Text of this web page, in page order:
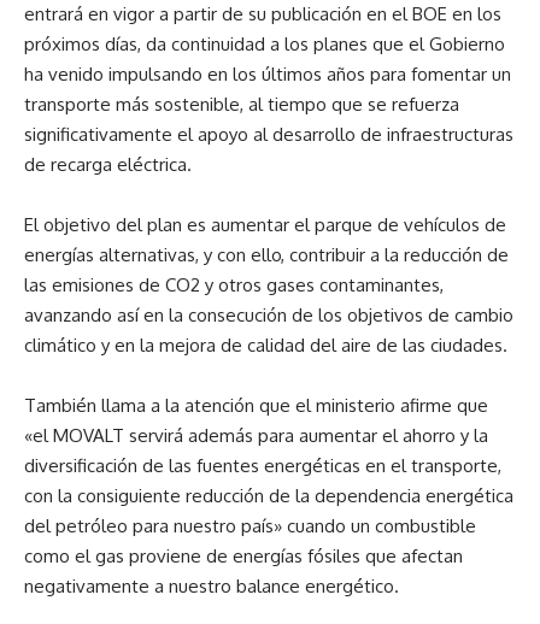
entrará en vigor a partir de su publicación en el BOE en los
próximos días, da continuidad a los planes que el Gobierno
ha venido impulsando en los últimos años para fomentar un
transporte más sostenible, al tiempo que se refuerza
significativamente el apoyo al desarrollo de infraestructuras
de recarga eléctrica.
El objetivo del plan es aumentar el parque de vehículos de
energías alternativas, y con ello, contribuir a la reducción de
las emisiones de CO2 y otros gases contaminantes,
avanzando así en la consecución de los objetivos de cambio
climático y en la mejora de calidad del aire de las ciudades.
También llama a la atención que el ministerio afirme que
«el MOVALT servirá además para aumentar el ahorro y la
diversificación de las fuentes energéticas en el transporte,
con la consiguiente reducción de la dependencia energética
del petróleo para nuestro país» cuando un combustible
como el gas proviene de energías fósiles que afectan
negativamente a nuestro balance energético.